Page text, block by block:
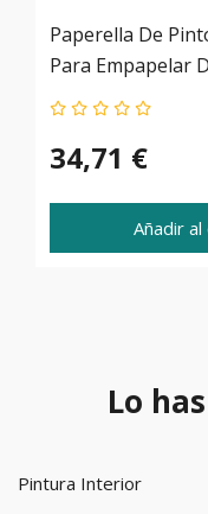
Paperella De
Para Empapelar
34,71 €
Añadir
Lo
Pintura Interior